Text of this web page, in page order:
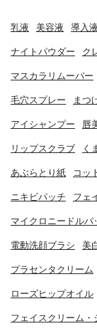
乳液 美容液 導入液
ナイトパウダー ク
マスカラリムーバー
毛穴スプレー まつ
アイシャンプー 唇
リップスクラブ く
あぶらとり紙 コッ
ニキビパッチ フェ
マイクロニードルパ
電動洗顔ブラシ 美
プラセンタクリーム
ローズヒップオイル
フェイスクリーム・